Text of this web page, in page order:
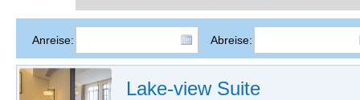
Anreise: Abreise:
Lake-view Suite